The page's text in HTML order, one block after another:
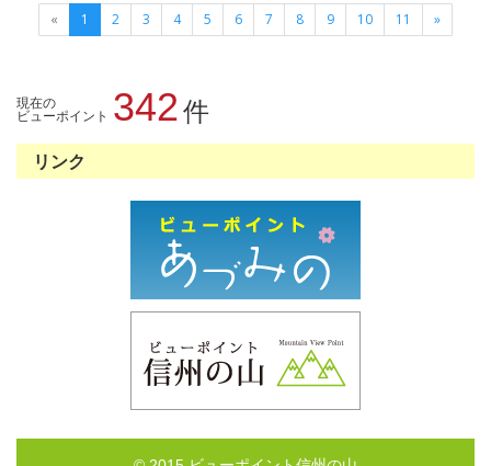
« 1 2 3 4 5 6 7 8 9 10 11 »
現在の
ビューポイント 342件
リンク